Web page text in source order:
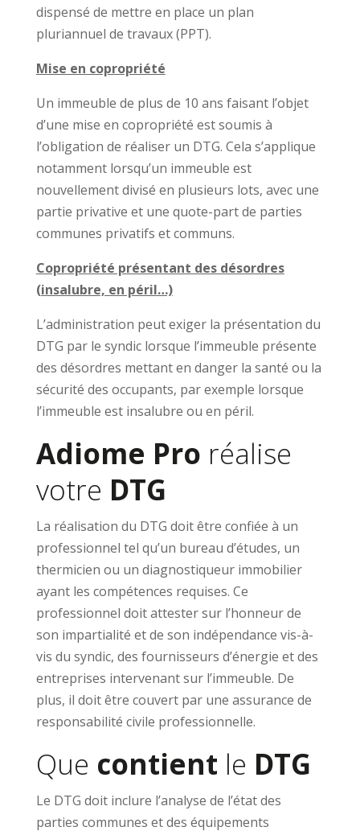
dispensé de mettre en place un plan
pluriannuel de travaux (PPT).
Mise en copropriété
Un immeuble de plus de 10 ans faisant l’objet
d’une mise en copropriété est soumis à
l’obligation de réaliser un DTG. Cela s’applique
notamment lorsqu’un immeuble est
nouvellement divisé en plusieurs lots, avec une
partie privative et une quote-part de parties
communes privatifs et communs.
Copropriété présentant des désordres
(insalubre, en péril…)
L’administration peut exiger la présentation du
DTG par le syndic lorsque l’immeuble présente
des désordres mettant en danger la santé ou la
sécurité des occupants, par exemple lorsque
l’immeuble est insalubre ou en péril.
Adiome Pro réalise
votre DTG
La réalisation du DTG doit être confiée à un
professionnel tel qu’un bureau d’études, un
thermicien ou un diagnostiqueur immobilier
ayant les compétences requises. Ce
professionnel doit attester sur l’honneur de
son impartialité et de son indépendance vis-à-
vis du syndic, des fournisseurs d’énergie et des
entreprises intervenant sur l’immeuble. De
plus, il doit être couvert par une assurance de
responsabilité civile professionnelle.
Que contient le DTG
Le DTG doit inclure l’analyse de l’état des
parties communes et des équipements